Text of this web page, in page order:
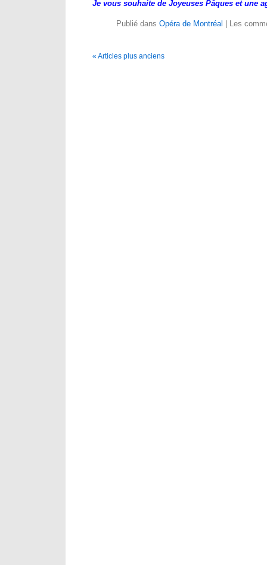
Je vous souhaite de Joyeuses Pâques et une
Publié dans Opéra de Montréal Les
« Articles plus anciens